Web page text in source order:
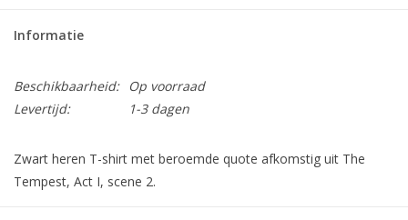
Informatie
Beschikbaarheid:
Op voorraad
Levertijd:
1-3 dagen
Zwart heren T-shirt met beroemde quote afkomstig uit The
Tempest, Act I, scene 2.